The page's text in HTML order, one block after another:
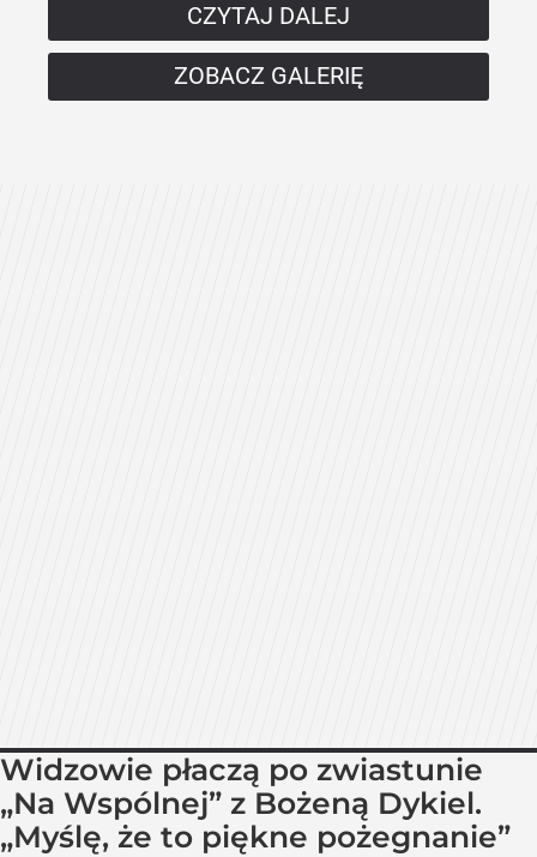
CZYTAJ DALEJ
ZOBACZ GALERIĘ
Widzowie płaczą po zwiastunie
„Na Wspólnej” z Bożeną Dykiel.
„Myślę, że to piękne pożegnanie”